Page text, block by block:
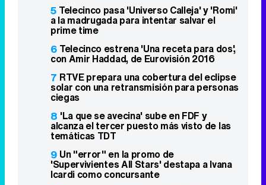
5 Telecinco pasa 'Universo Calleja' y 'Romi'
a la madrugada para intentar salvar el
prime time
6 Telecinco estrena 'Una receta para dos',
con Amir Haddad, de Eurovisión 2016
7 RTVE prepara una cobertura del eclipse
solar con una retransmisión para personas
ciegas
8 'La que se avecina' sube en FDF y
alcanza el tercer puesto más visto de las
temáticas TDT
9 Un "error" en la promo de
'Supervivientes All Stars' destapa a Ivana
Icardi como concursante